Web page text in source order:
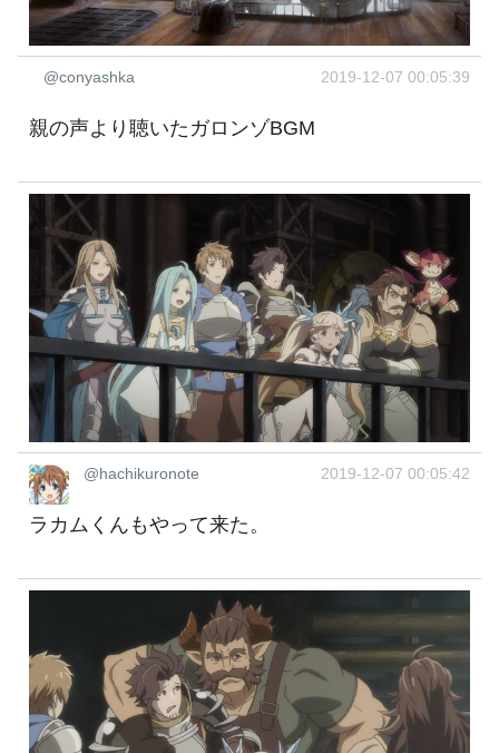
@conyashka 2019-12-07 00:05:39
親の声より聴いたガロンゾBGM
@hachikuronote 2019-12-07 00:05:42
ラカムくんもやって来た。